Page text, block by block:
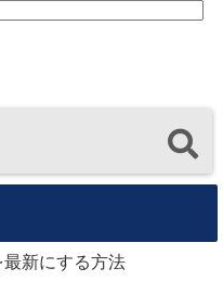
新にする方法